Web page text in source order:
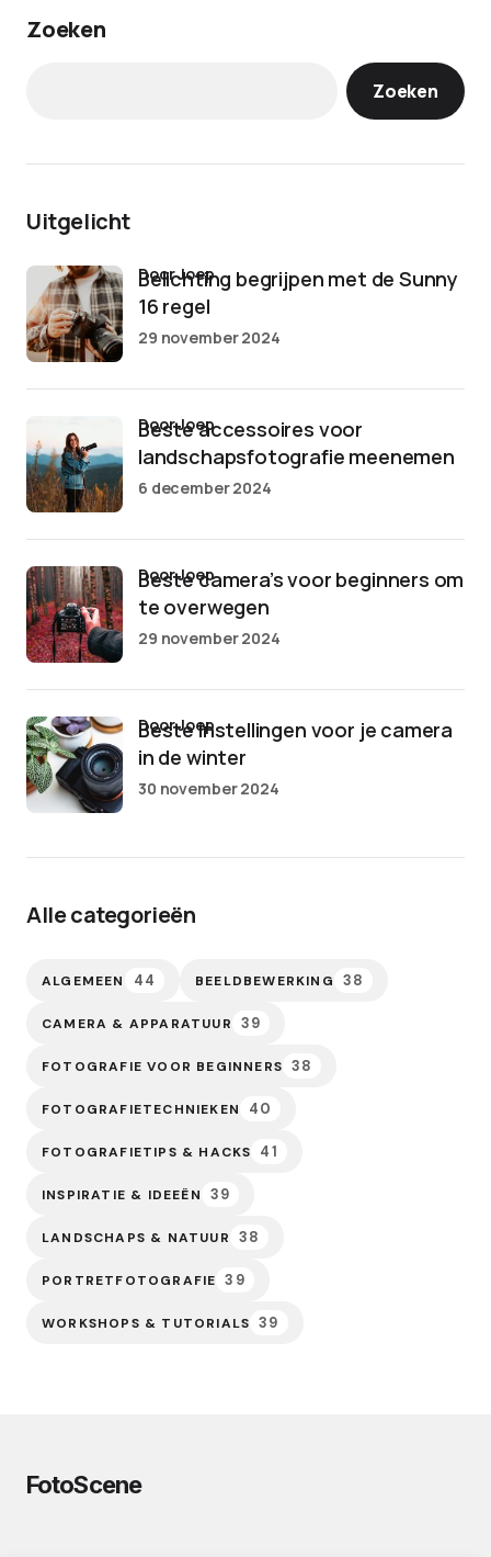
Zoeken
Zoeken
Uitgelicht
Belichting begrijpen met de Sunny
16 regel
door Joep
29 november 2024
Beste accessoires voor
landschapsfotografie meenemen
door Joep
6 december 2024
Beste camera’s voor beginners om
te overwegen
door Joep
29 november 2024
Beste instellingen voor je camera
in de winter
door Joep
30 november 2024
Alle categorieën
ALGEMEEN 44 BEELDBEWERKING 38
CAMERA & APPARATUUR 39
FOTOGRAFIE VOOR BEGINNERS 38
FOTOGRAFIETECHNIEKEN 40
FOTOGRAFIETIPS & HACKS 41
INSPIRATIE & IDEEËN 39
LANDSCHAPS & NATUUR 38
PORTRETFOTOGRAFIE 39
WORKSHOPS & TUTORIALS 39
FotoScene